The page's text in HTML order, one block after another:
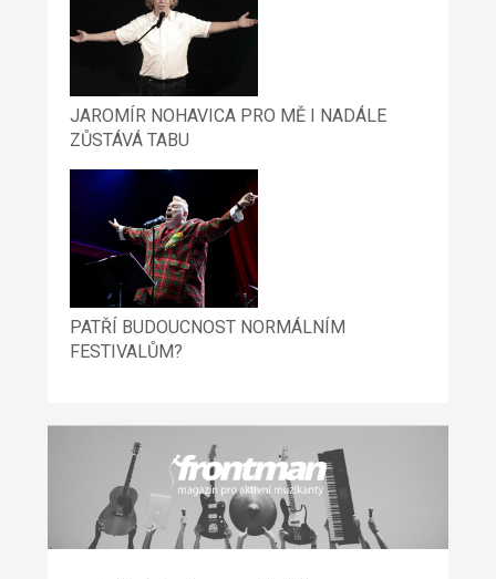
JAROMÍR NOHAVICA PRO MĚ I NADÁLE
ZŮSTÁVÁ TABU
PATŘÍ BUDOUCNOST NORMÁLNÍM
FESTIVALŮM?